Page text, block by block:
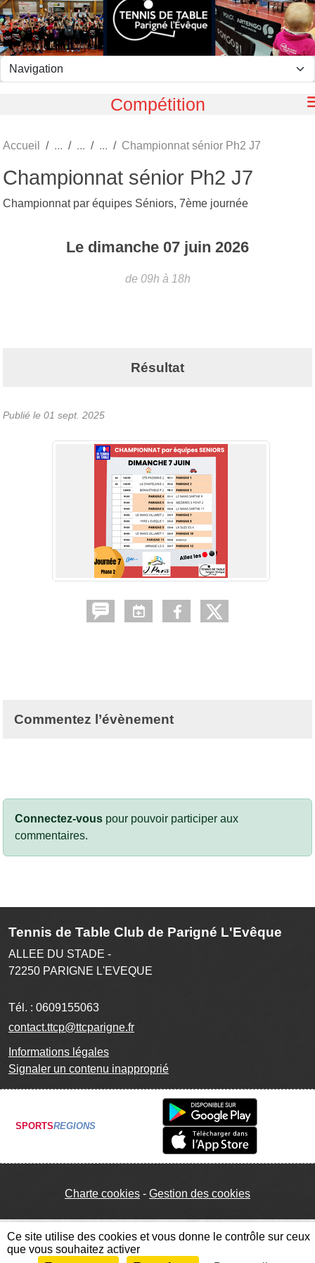
Compétition
Accueil Championnat sénior Ph2 J7
Championnat sénior Ph2 J7
Championnat par équipes Séniors, 7ème journée
Le dimanche 07 juin 2026
de 09h à 18h
Résultat
Publié le 01 sept. 2025
Commentez l’évènement
Connectez-vous pour pouvoir participer aux
commentaires.
Tennis de Table Club de Parigné L'Evêque
ALLEE DU STADE -
72250 PARIGNE L'EVEQUE
Tél. : 0609155063
contact.ttcp@ttcparigne.fr
Informations légales
Signaler un contenu inapproprié
SPORTSREGIONS
Charte cookies Gestion des cookies
Panneau de gestion des cookies
Ce site utilise des cookies et vous donne le contrôle sur ceux
que vous souhaitez activer